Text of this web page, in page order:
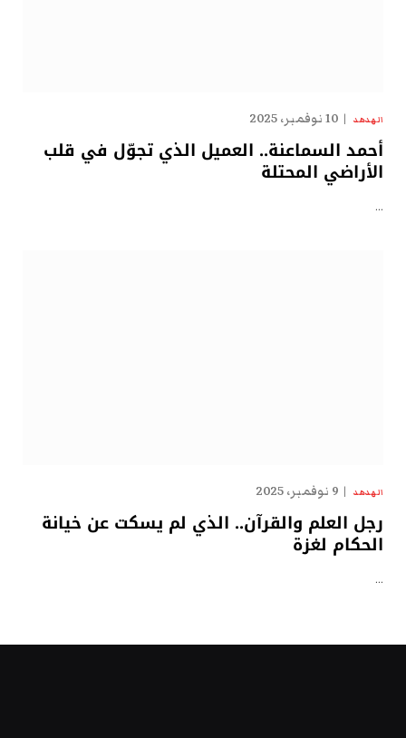
الهدهد 10 نوفمبر، 2025
أحمد السماعنة.. العميل الذي تجوّل في قلب
الأراضي المحتلة
…
الهدهد 9 نوفمبر، 2025
رجل العلم والقرآن.. الذي لم يسكت عن خيانة
الحكام لغزة
…